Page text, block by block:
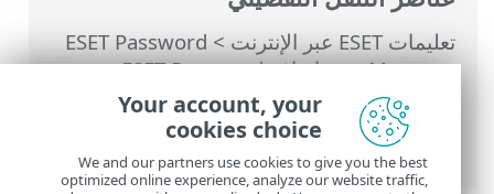
تعليمات ESET عبر الإنترنت >
ESET Password
Manager
>
تم إيقاف ESET Password
Manager
> تصدير كلمات المرور Password
Manager واستيرادها إلى متصفح الويب/
التطبيق
Your account, your
cookies choice
We and our partners use cookies to give you the best
optimized online experience, analyze our website traffic,